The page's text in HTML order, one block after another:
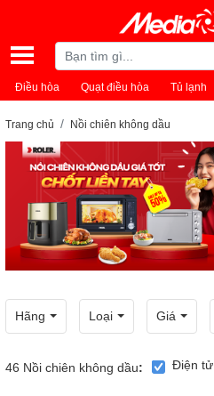
Điều hòa Quạt điều hòa Tủ lạnh
Trang chủ Nồi chiên không dầu
Hãng Loại Giá
46 Nồi chiên không dầu: Điện tử